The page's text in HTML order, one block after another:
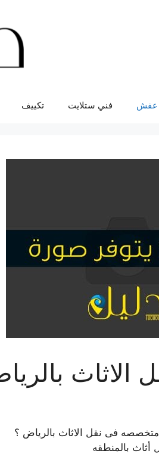
عفش فني ستلايت تكييف
الاثاث
فى نقل الاثاث بالرياض ؟
بالمنطقه